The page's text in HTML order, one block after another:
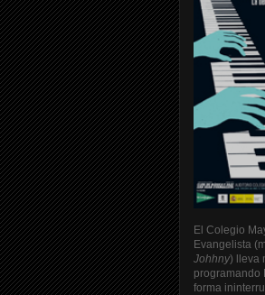
El Colegio
Evangelista
Johhny) lleva
programando
forma